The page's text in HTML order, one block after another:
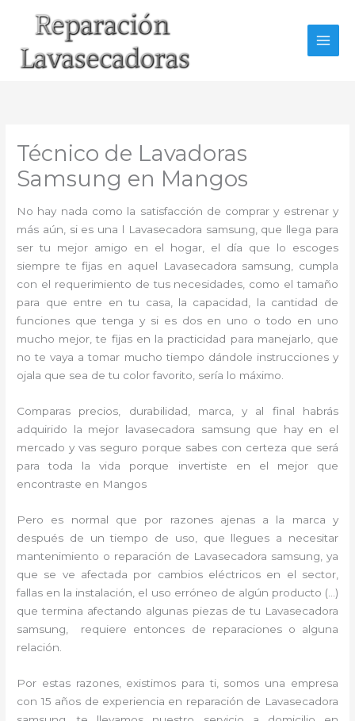
Técnico de Lavadoras
Samsung en Mangos
No hay nada como la satisfacción de comprar y estrenar y
más aún, si es una l Lavasecadora samsung, que llega para
ser tu mejor amigo en el hogar, el día que lo escoges
siempre te fijas en aquel Lavasecadora samsung, cumpla
con el requerimiento de tus necesidades, como el tamaño
para que entre en tu casa, la capacidad, la cantidad de
funciones que tenga y si es dos en uno o todo en uno
mucho mejor, te fijas en la practicidad para manejarlo, que
no te vaya a tomar mucho tiempo dándole instrucciones y
ojala que sea de tu color favorito, sería lo máximo.
Comparas precios, durabilidad, marca, y al final habrás
adquirido la mejor lavasecadora samsung que hay en el
mercado y vas seguro porque sabes con certeza que será
para toda la vida porque invertiste en el mejor que
encontraste en Mangos
Pero es normal que por razones ajenas a la marca y
después de un tiempo de uso, que llegues a necesitar
mantenimiento o reparación de Lavasecadora samsung, ya
que se ve afectada por cambios eléctricos en el sector,
fallas en la instalación, el uso erróneo de algún producto (…)
que termina afectando algunas piezas de tu Lavasecadora
samsung, requiere entonces de reparaciones o alguna
relación.
Por estas razones, existimos para ti, somos una empresa
con 15 años de experiencia en reparación de Lavasecadora